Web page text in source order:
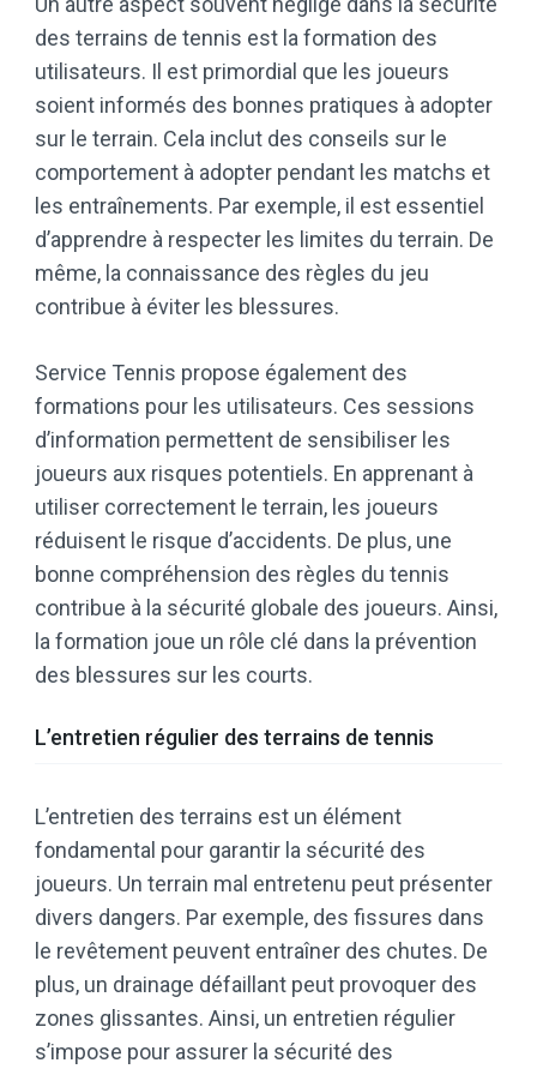
des terrains de tennis est la formation des
utilisateurs. Il est primordial que les joueurs
soient informés des bonnes pratiques à adopter
sur le terrain. Cela inclut des conseils sur le
comportement à adopter pendant les matchs et
les entraînements. Par exemple, il est essentiel
d’apprendre à respecter les limites du terrain. De
même, la connaissance des règles du jeu
contribue à éviter les blessures.
Service Tennis propose également des
formations pour les utilisateurs. Ces sessions
d’information permettent de sensibiliser les
joueurs aux risques potentiels. En apprenant à
utiliser correctement le terrain, les joueurs
réduisent le risque d’accidents. De plus, une
bonne compréhension des règles du tennis
contribue à la sécurité globale des joueurs. Ainsi,
la formation joue un rôle clé dans la prévention
des blessures sur les courts.
L’entretien régulier des terrains de tennis
L’entretien des terrains est un élément
fondamental pour garantir la sécurité des
joueurs. Un terrain mal entretenu peut présenter
divers dangers. Par exemple, des fissures dans
le revêtement peuvent entraîner des chutes. De
plus, un drainage défaillant peut provoquer des
zones glissantes. Ainsi, un entretien régulier
s’impose pour assurer la sécurité des